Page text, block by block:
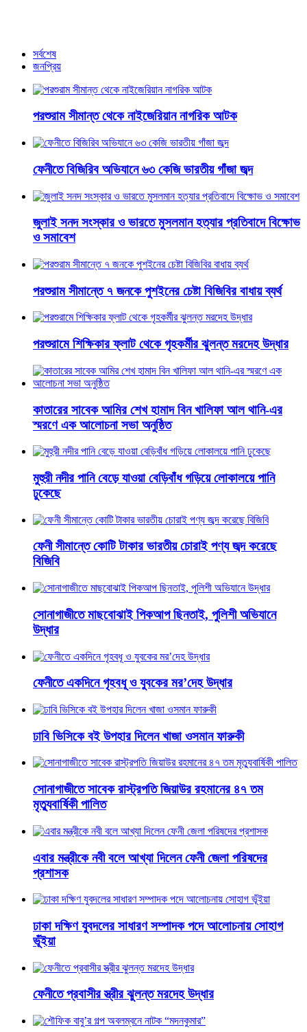
সর্বশেষ
জনপ্রিয়
পরশুরাম সীমান্ত থেকে নাইজেরিয়ান নাগরিক আটক
ফেনীতে বিজিরিব অভিযানে ৬৩ কেজি ভারতীয় গাঁজা জব্দ
জুলাই সনদ সংস্কার ও ভারতে মুসলমান হত্যার প্রতিবাদে বিক্ষোভ
ও সমাবেশ
পরশুরাম সীমান্তে ৭ জনকে পুশইনের চেষ্টা বিজিবির বাধায় ব্যর্থ
পরশুরামে শিক্ষিকার ফ্লাট থেকে গৃহকর্মীর ঝুলন্ত মরদেহ উদ্ধার
কাতারের সাবেক আমির শেখ হামাদ বিন খালিফা আল থানি-এর
স্মরণে এক আলোচনা সভা অনুষ্ঠিত
মুহুরী নদীর পানি বেড়ে যাওয়া বেড়িবাঁধ গড়িয়ে লোকালয়ে পানি
ঢুকেছে
ফেনী সীমান্তে কোটি টাকার ভারতীয় চোরাই পণ্য জব্দ করেছে
বিজিবি
সোনাগাজীতে মাছবোঝাই পিকআপ ছিনতাই, পুলিশী অভিযানে
উদ্ধার
ফেনীতে একদিনে গৃহবধূ ও যুবকের মর’দেহ উদ্ধার
ঢাবি ভিসিকে বই উপহার দিলেন খাজা ওসমান ফারুকী
সোনাগাজীতে সাবেক রাস্ট্রপতি জিয়াউর রহমানের ৪৭ তম
মৃত্যুবার্ষিকী পালিত
এবার মন্ত্রীকে নবী বলে আখ্যা দিলেন ফেনী জেলা পরিষদের
প্রশাসক
ঢাকা দক্ষিণ যুবদলের সাধারণ সম্পাদক পদে আলোচনায় সোহাগ
ভূঁইয়া
ফেনীতে প্রবাসীর স্ত্রীর ঝুলন্ত মরদেহ উদ্ধার